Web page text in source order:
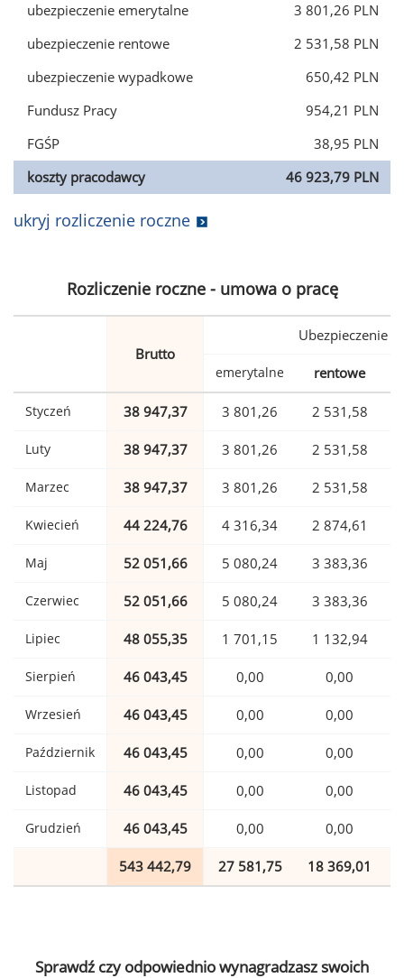
ubezpieczenie emerytalne
3 801,26 PLN
ubezpieczenie rentowe
2 531,58 PLN
ubezpieczenie wypadkowe
650,42 PLN
Fundusz Pracy
954,21 PLN
FGŚP
38,95 PLN
koszty pracodawcy
46 923,79 PLN
ukryj rozliczenie roczne
Rozliczenie roczne - umowa o pracę
Brutto
Ubezpieczenie
emerytalne rentowe
Styczeń 38 947,37 3 801,26 2 531,58
Luty 38 947,37 3 801,26 2 531,58
Marzec 38 947,37 3 801,26 2 531,58
Kwiecień 44 224,76 4 316,34 2 874,61
Maj 52 051,66 5 080,24 3 383,36
Czerwiec 52 051,66 5 080,24 3 383,36
Lipiec 48 055,35 1 701,15 1 132,94
Sierpień 46 043,45 0,00 0,00
Wrzesień 46 043,45 0,00 0,00
Październik 46 043,45 0,00 0,00
Listopad 46 043,45 0,00 0,00
Grudzień 46 043,45 0,00 0,00
543 442,79 27 581,75 18 369,01
Sprawdź czy odpowiednio wynagradzasz swoich